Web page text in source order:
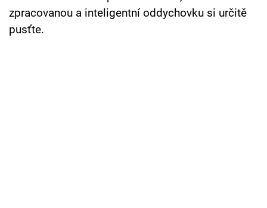
Sledujte nás
zpracovanou a inteligentní oddychovku si určitě
pusťte.